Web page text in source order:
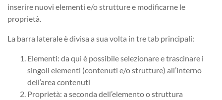
inserire nuovi elementi e/o strutture e modificarne le
proprietà.
La barra laterale è divisa a sua volta in tre tab principali:
Elementi: da qui è possibile selezionare e trascinare i
singoli elementi (contenuti e/o strutture) all’interno
dell’area contenuti
Proprietà: a seconda dell’elemento o struttura